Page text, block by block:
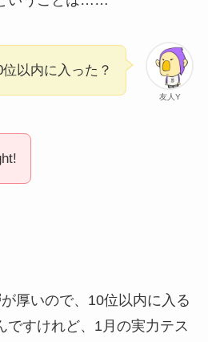
友人Y
位以内に入った？
厚いので、10位以内に入る
ですけれど、1月の実力テス